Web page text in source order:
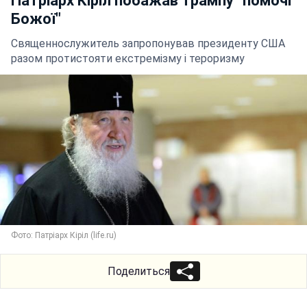
Божої"
Священнослужитель запропонував президенту США
разом протистояти екстремізму і тероризму
Фото: Патріарх Кіріл (life.ru)
Поделиться